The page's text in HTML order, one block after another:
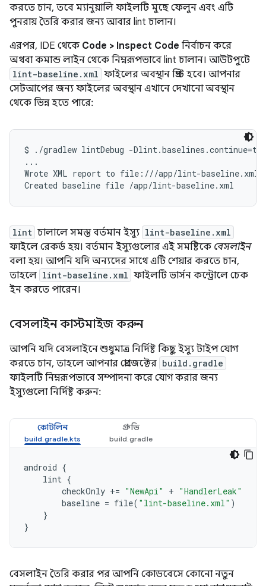
করতে চান, তবে ম্যানুয়ালি ফাইলটি মুছে ফেলুন এবং এটি
পুনরায় তৈরি করার জন্য আবার lint চালান।
এরপর, IDE থেকে Code > Inspect Code নির্বাচন করে
অথবা কমান্ড লাইন থেকে নিম্নরূপভাবে lint চালান। আউটপুটে
lint-baseline.xml ফাইলের অবস্থান প্রিন্ট হবে। আপনার
সেটআপের জন্য ফাইলের অবস্থান এখানে দেখানো অবস্থান
থেকে ভিন্ন হতে পারে:
$ ./gradlew lintDebug -
...
Wrote XML report to file:///app/lint-baseline.xml
lint চালালে সমস্ত বর্তমান ইস্যু lint-baseline.xml
ফাইলে রেকর্ড হয়। বর্তমান ইস্যুগুলোর এই সমষ্টিকে বেসলাইন
বলা হয়। আপনি যদি অন্যদের সাথে এটি শেয়ার করতে চান,
তাহলে lint-baseline.xml ফাইলটি ভার্সন কন্ট্রোলে চেক
ইন করতে পারেন।
বেসলাইন কাস্টমাইজ করুন
আপনি যদি বেসলাইনে শুধুমাত্র নির্দিষ্ট কিছু ইস্যু টাইপ যোগ
করতে চান, তাহলে আপনার প্রোজেক্টের build.gradle
ফাইলটি নিম্নরূপভাবে সম্পাদনা করে যোগ করার জন্য
ইস্যুগুলো নির্দিষ্ট করুন:
কোটলিন গ্রুভি
android {
lint {
checkOnly += "NewApi" + "HandlerLeak"
baseline = file( "lint-baseline.xml" )
}
}
বেসলাইন তৈরি করার পর আপনি কোডবেসে কোনো নতুন